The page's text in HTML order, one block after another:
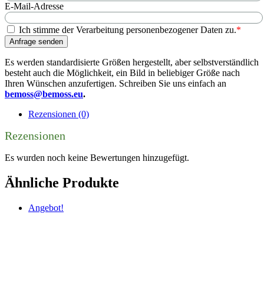
E-Mail-Adresse
Ich stimme der Verarbeitung personenbezogener Daten zu.*
Anfrage senden
Es werden standardisierte Größen hergestellt, aber selbstverständlich
besteht auch die Möglichkeit, ein Bild in beliebiger Größe nach
Ihren Wünschen anzufertigen. Schreiben Sie uns einfach an
bemoss@bemoss.eu.
Rezensionen (0)
Rezensionen
Es wurden noch keine Bewertungen hinzugefügt.
Ähnliche Produkte
Angebot!